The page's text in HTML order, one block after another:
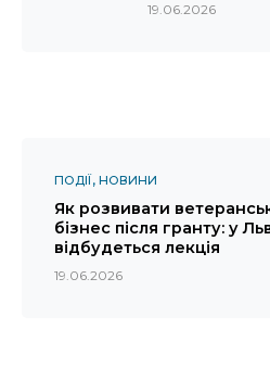
19.06.2026
ПОДІЇ НОВИНИ
Як розвивати
бізнес після гранту: у
відбудеться лекція
19.06.2026